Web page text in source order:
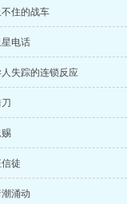
住的战车
星电话
人失踪的连锁反应
赐
徒
涌动